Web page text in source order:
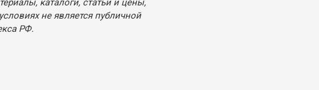
каталоги, статьи и цены,
не является публичной
РФ.